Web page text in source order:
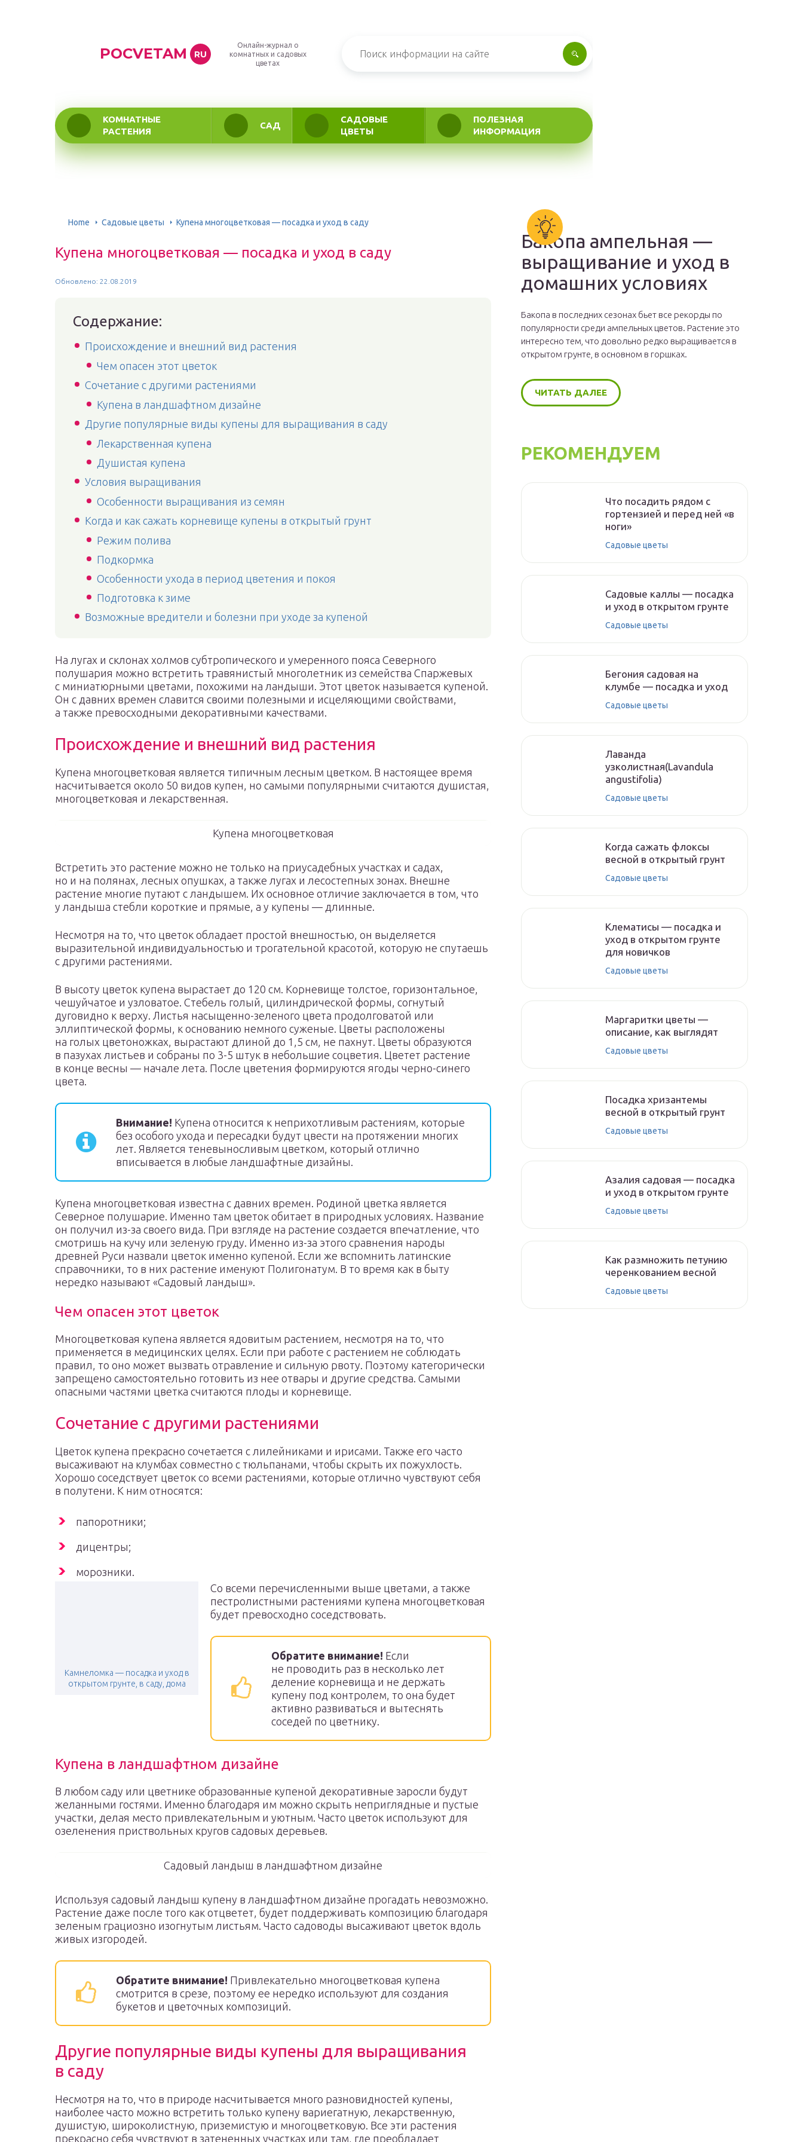
POCVETAM RU
Онлайн-журнал о
комнатных и садовых
цветах
КОМНАТНЫЕ
РАСТЕНИЯ
САД
САДОВЫЕ
ЦВЕТЫ
ПОЛЕЗНАЯ
ИНФОРМАЦИЯ
Home Садовые цветы Купена многоцветковая — посадка и уход в саду
Купена многоцветковая — посадка и уход в саду
Обновлено: 22.08.2019
Содержание:
Происхождение и внешний вид растения
Чем опасен этот цветок
Сочетание с другими растениями
Купена в ландшафтном дизайне
Другие популярные виды купены для выращивания в саду
Лекарственная купена
Душистая купена
Условия выращивания
Особенности выращивания из семян
Когда и как сажать корневище купены в открытый грунт
Режим полива
Подкормка
Особенности ухода в период цветения и покоя
Подготовка к зиме
Возможные вредители и болезни при уходе за купеной
На лугах и склонах холмов субтропического и умеренного пояса Северного
полушария можно встретить травянистый многолетник из семейства Спаржевых
с миниатюрными цветами, похожими на ландыши. Этот цветок называется купеной.
Он с давних времен славится своими полезными и исцеляющими свойствами,
а также превосходными декоративными качествами.
Происхождение и внешний вид растения
Купена многоцветковая является типичным лесным цветком. В настоящее время
насчитывается около 50 видов купен, но самыми популярными считаются душистая,
многоцветковая и лекарственная.
Купена многоцветковая
Встретить это растение можно не только на приусадебных участках и садах,
но и на полянах, лесных опушках, а также лугах и лесостепных зонах. Внешне
растение многие путают с ландышем. Их основное отличие заключается в том, что
у ландыша стебли короткие и прямые, а у купены — длинные.
Несмотря на то, что цветок обладает простой внешностью, он выделяется
выразительной индивидуальностью и трогательной красотой, которую не спутаешь
с другими растениями.
В высоту цветок купена вырастает до 120 см. Корневище толстое, горизонтальное,
чешуйчатое и узловатое. Стебель голый, цилиндрической формы, согнутый
дуговидно к верху. Листья насыщенно-зеленого цвета продолговатой или
эллиптической формы, к основанию немного суженые. Цветы расположены
на голых цветоножках, вырастают длиной до 1,5 см, не пахнут. Цветы образуются
в пазухах листьев и собраны по 3-5 штук в небольшие соцветия. Цветет растение
в конце весны — начале лета. После цветения формируются ягоды черно-синего
цвета.
Внимание! Купена относится к неприхотливым растениям, которые
без особого ухода и пересадки будут цвести на протяжении многих
лет. Является теневыносливым цветком, который отлично
вписывается в любые ландшафтные дизайны.
Купена многоцветковая известна с давних времен. Родиной цветка является
Северное полушарие. Именно там цветок обитает в природных условиях. Название
он получил из-за своего вида. При взгляде на растение создается впечатление, что
смотришь на кучу или зеленую груду. Именно из-за этого сравнения народы
древней Руси назвали цветок именно купеной. Если же вспомнить латинские
справочники, то в них растение именуют Полигонатум. В то время как в быту
нередко называют «Садовый ландыш».
Чем опасен этот цветок
Многоцветковая купена является ядовитым растением, несмотря на то, что
применяется в медицинских целях. Если при работе с растением не соблюдать
правил, то оно может вызвать отравление и сильную рвоту. Поэтому категорически
запрещено самостоятельно готовить из нее отвары и другие средства. Самыми
опасными частями цветка считаются плоды и корневище.
Сочетание с другими растениями
Цветок купена прекрасно сочетается с лилейниками и ирисами. Также его часто
высаживают на клумбах совместно с тюльпанами, чтобы скрыть их пожухлость.
Хорошо соседствует цветок со всеми растениями, которые отлично чувствуют себя
в полутени. К ним относятся:
папоротники;
дицентры;
морозники.
Камнеломка — посадка и уход в
открытом грунте, в саду, дома
Со всеми перечисленными выше цветами, а также
пестролистными растениями купена многоцветковая
будет превосходно соседствовать.
Обратите внимание! Если
не проводить раз в несколько лет
деление корневища и не держать
купену под контролем, то она будет
активно развиваться и вытеснять
соседей по цветнику.
Купена в ландшафтном дизайне
В любом саду или цветнике образованные купеной декоративные заросли будут
желанными гостями. Именно благодаря им можно скрыть неприглядные и пустые
участки, делая место привлекательным и уютным. Часто цветок используют для
озеленения приствольных кругов садовых деревьев.
Садовый ландыш в ландшафтном дизайне
Используя садовый ландыш купену в ландшафтном дизайне прогадать невозможно.
Растение даже после того как отцветет, будет поддерживать композицию благодаря
зеленым грациозно изогнутым листьям. Часто садоводы высаживают цветок вдоль
живых изгородей.
Обратите внимание! Привлекательно многоцветковая купена
смотрится в срезе, поэтому ее нередко используют для создания
букетов и цветочных композиций.
Другие популярные виды купены для выращивания
в саду
Несмотря на то, что в природе насчитывается много разновидностей купены,
наиболее часто можно встретить только купену вариегатную, лекарственную,
душистую, широколистную, приземистую и многоцветковую. Все эти растения
прекрасно себя чувствуют в затененных участках или там, где преобладает
Бакопа ампельная —
выращивание и уход в
домашних условиях
Бакопа в последних сезонах бьет все рекорды по
популярности среди ампельных цветов. Растение это
интересно тем, что довольно редко выращивается в
открытом грунте, в основном в горшках.
ЧИТАТЬ ДАЛЕЕ
РЕКОМЕНДУЕМ
Что посадить рядом с
гортензией и перед ней «в
ноги»
Садовые цветы
Садовые каллы — посадка
и уход в открытом грунте
Садовые цветы
Бегония садовая на
клумбе — посадка и уход
Садовые цветы
Лаванда
узколистная(Lavandula
angustifolia)
Садовые цветы
Когда сажать флоксы
весной в открытый грунт
Садовые цветы
Клематисы — посадка и
уход в открытом грунте
для новичков
Садовые цветы
Маргаритки цветы —
описание, как выглядят
Садовые цветы
Посадка хризантемы
весной в открытый грунт
Садовые цветы
Азалия садовая — посадка
и уход в открытом грунте
Садовые цветы
Как размножить петунию
черенкованием весной
Садовые цветы